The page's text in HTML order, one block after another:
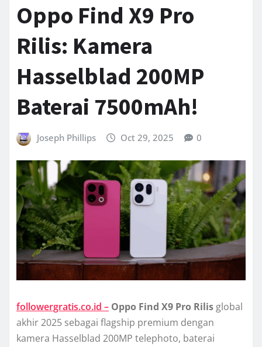
Oppo Find X9 Pro
Rilis: Kamera
Hasselblad 200MP
Baterai 7500mAh!
Joseph Phillips Oct 29, 2025 0
followergratis.co.id – Oppo Find X9 Pro Rilisglobal
akhir 2025 sebagai flagship premium dengan
kamera Hasselblad 200MP telephoto, baterai